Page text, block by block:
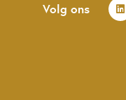
Volg ons